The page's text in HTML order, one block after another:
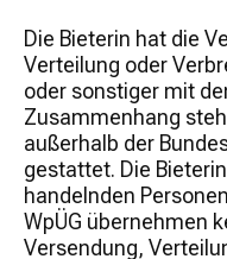
Die Bieterin hat die
Verteilung oder
oder sonstiger mit
Zusammenhang
außerhalb der
gestattet. Die
handelnden
WpÜG übernehmen
Versendung,